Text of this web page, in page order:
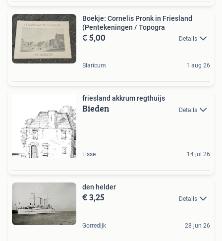
Boekje: Cornelis Pronk in Friesland
(Pentekeningen / Topogra
€ 5,00 Details
Blaricum 1 aug 26
friesland akkrum regthuijs
Bieden Details
Lisse 14 jul 26
den helder
€ 3,25 Details
Gorredijk 28 jun 26